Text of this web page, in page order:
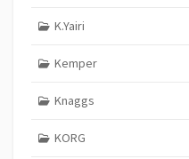
K.Yairi
Kemper
Knaggs
KORG